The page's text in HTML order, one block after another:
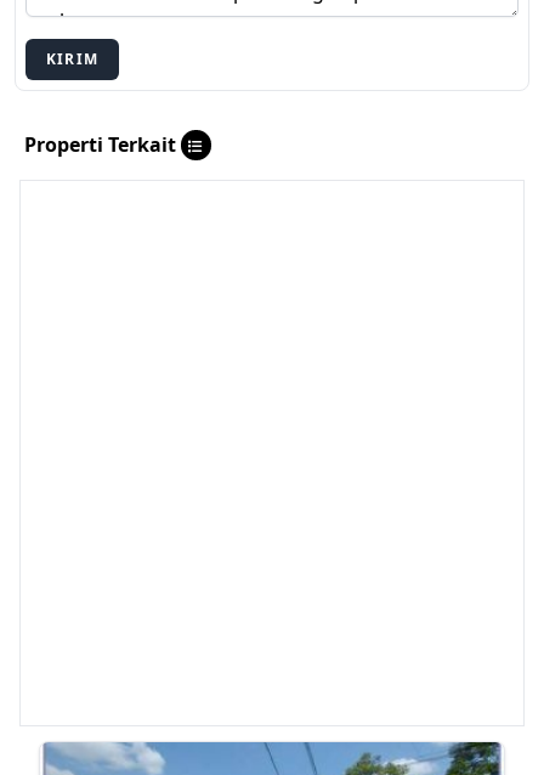
KIRIM
Properti Terkait